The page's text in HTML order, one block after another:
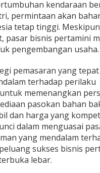
kendaraan
permintaan akan
tetap tinggi. Meskipun
pasar bisnis pertamini
pengembangan usaha.
pemasaran yang tepat
terhadap perilaku
memenangkan
pasokan bahan
dan harga yang
dalam menguasai
yang mendalam
sukses bisnis
lebar.